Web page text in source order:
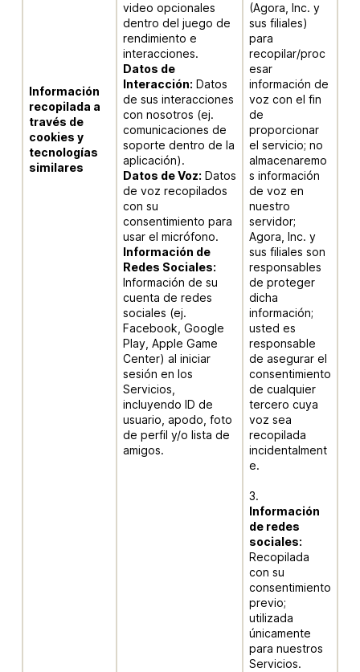
Información
recopilada a
través de
cookies y
tecnologías
similares
video opcionales
dentro del juego de
rendimiento e
interacciones.
Datos de
Interacción: Datos
de sus interacciones
con nosotros (ej.
comunicaciones de
soporte dentro de la
aplicación).
Datos de Voz: Datos
de voz recopilados
con su
consentimiento para
usar el micrófono.
Información de
Redes Sociales:
Información de su
cuenta de redes
sociales (ej.
Facebook, Google
Play, Apple Game
Center) al iniciar
sesión en los
Servicios,
incluyendo ID de
usuario, apodo, foto
de perfil y/o lista de
amigos.
(Agora, Inc. y
sus filiales)
para
recopilar/proc
esar
información de
voz con el fin
de
proporcionar
el servicio; no
almacenaremo
s información
de voz en
nuestro
servidor;
Agora, Inc. y
sus filiales son
responsables
de proteger
dicha
información;
usted es
responsable
de asegurar el
consentimiento
de cualquier
tercero cuya
voz sea
recopilada
incidentalment
e.
3.
Información
de redes
sociales:
Recopilada
con su
consentimiento
previo;
utilizada
únicamente
para nuestros
Servicios.